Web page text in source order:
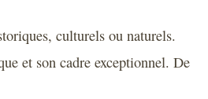
culturels ou naturels.
et son cadre exceptionnel. De